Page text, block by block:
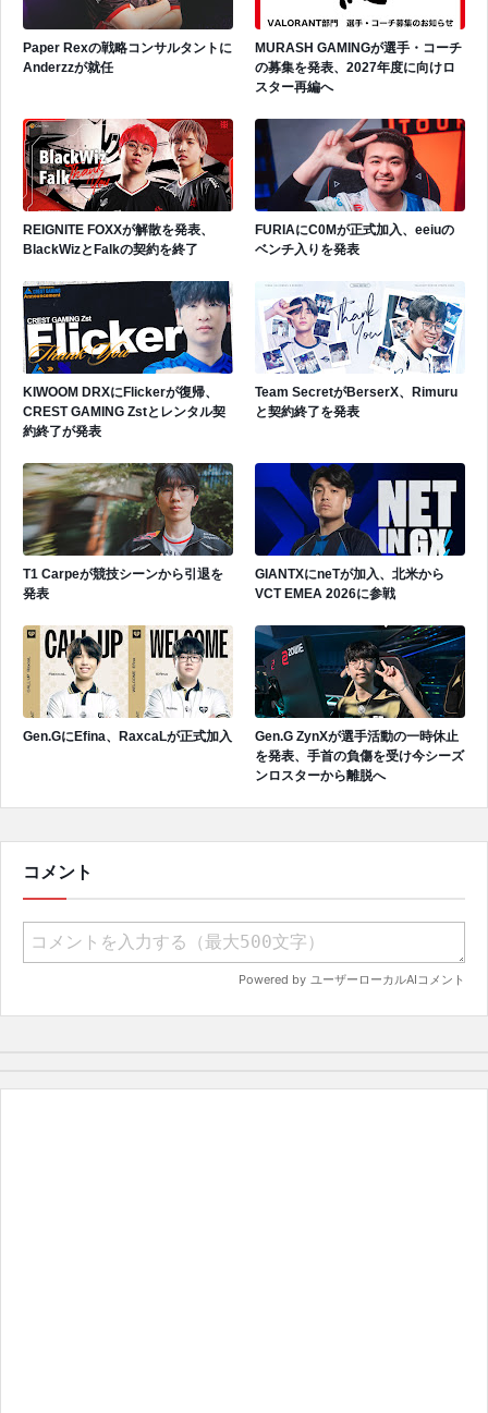
Paper Rexの戦略コンサルタントに
Anderzzが就任
MURASH GAMINGが選手・コーチ
の募集を発表、2027年度に向けロ
スター再編へ
REIGNITE FOXXが解散を発表、
BlackWizとFalkの契約を終了
FURIAにC0Mが正式加入、eeiuの
ベンチ入りを発表
KIWOOM DRXにFlickerが復帰、
CREST GAMING Zstとレンタル契
約終了が発表
Team SecretがBerserX、Rimuru
と契約終了を発表
T1 Carpeが競技シーンから引退を
発表
GIANTXにneTが加入、北米から
VCT EMEA 2026に参戦
Gen.GにEfina、RaxcaLが正式加入
Gen.G ZynXが選手活動の一時休止
を発表、手首の負傷を受け今シーズ
ンロスターから離脱へ
コメント